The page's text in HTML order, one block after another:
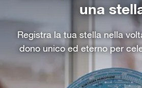
una
Registra la tua stella nella
dono unico ed eterno per